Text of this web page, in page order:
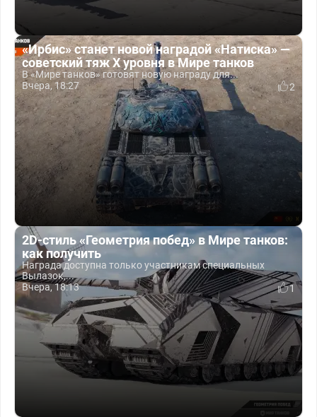
«Ирбис» станет новой наградой «Натиска» —
советский тяж X уровня в Мире танков
В «Мире танков» готовят новую награду для...
Вчера, 18:27
2
2D-стиль «Геометрия побед» в Мире танков:
как получить
Награда доступна только участникам специальных
Вылазок,...
Вчера, 18:13
1